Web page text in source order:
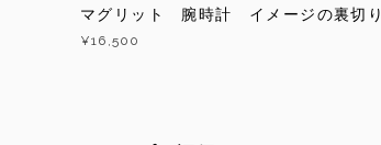
マグリット 腕時計 イメージの裏切り
¥16,500